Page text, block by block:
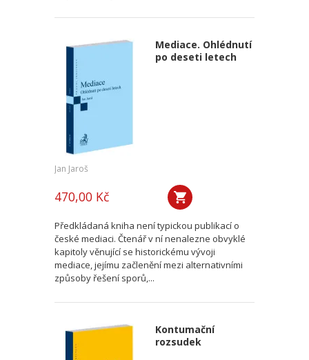
Mediace. Ohlédnutí
po deseti letech
Jan Jaroš
470,00 Kč
Předkládaná kniha není typickou publikací o
české mediaci. Čtenář v ní nenalezne obvyklé
kapitoly věnující se historickému vývoji
mediace, jejímu začlenění mezi alternativními
způsoby řešení sporů,...
Kontumační
rozsudek